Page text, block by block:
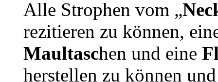
Alle Strophen vom „
rezitieren zu können,
Maultaschen und eine
herstellen zu können